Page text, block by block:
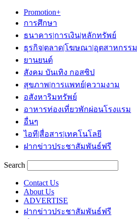
Promotion+
การศึกษา
ธนาคาร|การเงิน|หลักทรัพย์
ธุรกิจ|ตลาด|โฆษณา|อุตสาหกรรม
ยานยนต์
สังคม บันเทิง กอสซิป
สุขภาพ|การแพทย์|ความงาม
อสังหาริมทรัพย์
อาหารท่องเที่ยวพักผ่อนโรงแรม
อื่นๆ
ไอที|สื่อสาร|เทคโนโลยี
ฝากข่าวประชาสัมพันธ์ฟรี
Search
Contact Us
About Us
ADVERTISE
ฝากข่าวประชาสัมพันธ์ฟรี